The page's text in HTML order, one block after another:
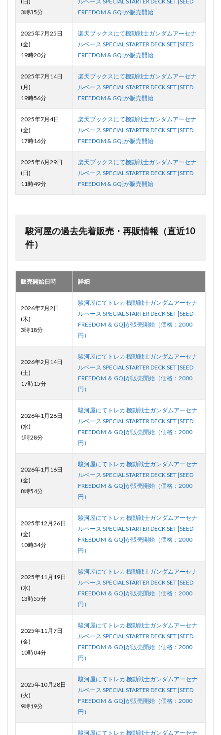
3時35分
FREEDOM & GQ]が販売開始
2025年7月25日
(金)
19時20分
楽天ブックスにて機動戦士ガンダムアーセナ
ルベース SPECIAL STARTER DECK SET [SEED
FREEDOM & GQ]が販売開始
2025年7月14日
(月)
19時56分
楽天ブックスにて機動戦士ガンダムアーセナ
ルベース SPECIAL STARTER DECK SET [SEED
FREEDOM & GQ]が販売開始
2025年7月4日
(金)
17時16分
楽天ブックスにて機動戦士ガンダムアーセナ
ルベース SPECIAL STARTER DECK SET [SEED
FREEDOM & GQ]が販売開始
2025年6月29日
(日)
11時49分
楽天ブックスにて機動戦士ガンダムアーセナ
ルベース SPECIAL STARTER DECK SET [SEED
FREEDOM & GQ]が販売開始
駿河屋の過去先着販売・再販情報（直近10
件）
販売開始日時 詳細
2026年7月2日
(木)
3時18分
駿河屋にてトレカ 機動戦士ガンダムアーセナ
ルベース SPECIAL STARTER DECK SET [SEED
FREEDOM ＆ GQ]が販売開始（価格：2000
円）
2026年2月14日
(土)
17時15分
駿河屋にてトレカ 機動戦士ガンダムアーセナ
ルベース SPECIAL STARTER DECK SET [SEED
FREEDOM ＆ GQ]が販売開始（価格：2000
円）
2026年1月28日
(水)
1時28分
駿河屋にてトレカ 機動戦士ガンダムアーセナ
ルベース SPECIAL STARTER DECK SET [SEED
FREEDOM ＆ GQ]が販売開始（価格：2000
円）
2026年1月16日
(金)
8時54分
駿河屋にてトレカ 機動戦士ガンダムアーセナ
ルベース SPECIAL STARTER DECK SET [SEED
FREEDOM ＆ GQ]が販売開始（価格：2000
円）
2025年12月26日
(金)
10時34分
駿河屋にてトレカ 機動戦士ガンダムアーセナ
ルベース SPECIAL STARTER DECK SET [SEED
FREEDOM ＆ GQ]が販売開始（価格：2000
円）
2025年11月19日
(水)
13時55分
駿河屋にてトレカ 機動戦士ガンダムアーセナ
ルベース SPECIAL STARTER DECK SET [SEED
FREEDOM ＆ GQ]が販売開始（価格：2000
円）
2025年11月7日
(金)
10時04分
駿河屋にてトレカ 機動戦士ガンダムアーセナ
ルベース SPECIAL STARTER DECK SET [SEED
FREEDOM ＆ GQ]が販売開始（価格：2000
円）
2025年10月28日
(火)
9時19分
駿河屋にてトレカ 機動戦士ガンダムアーセナ
ルベース SPECIAL STARTER DECK SET [SEED
FREEDOM ＆ GQ]が販売開始（価格：2000
円）
駿河屋にてトレカ 機動戦士ガンダムアーセナ